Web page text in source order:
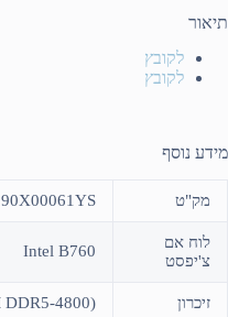
תיאור
לקובץ
לקובץ
מידע נוסף
מק"ט 90X00061YS
לוח אם
צ'יפסט
Intel B760
זיכרון (32GB (16GBx2 UDIMM DDR5-4800